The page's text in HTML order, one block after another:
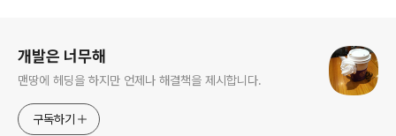
개발은 너무해
맨땅에 헤딩을 하지만 언제나 해결책을 제시합니다.
구독하기